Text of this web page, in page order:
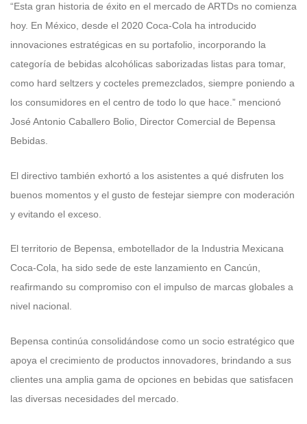
“Esta gran historia de éxito en el mercado de ARTDs no comienza
hoy. En México, desde el 2020 Coca-Cola ha introducido
innovaciones estratégicas en su portafolio, incorporando la
categoría de bebidas alcohólicas saborizadas listas para tomar,
como hard seltzers y cocteles premezclados, siempre poniendo a
los consumidores en el centro de todo lo que hace.” mencionó
José Antonio Caballero Bolio, Director Comercial de Bepensa
Bebidas.
El directivo también exhortó a los asistentes a qué disfruten los
buenos momentos y el gusto de festejar siempre con moderación
y evitando el exceso.
El territorio de Bepensa, embotellador de la Industria Mexicana
Coca-Cola, ha sido sede de este lanzamiento en Cancún,
reafirmando su compromiso con el impulso de marcas globales a
nivel nacional.
Bepensa continúa consolidándose como un socio estratégico que
apoya el crecimiento de productos innovadores, brindando a sus
clientes una amplia gama de opciones en bebidas que satisfacen
las diversas necesidades del mercado.